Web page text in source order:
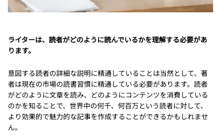
ライターは、読者がどのように読んでいるかを理解する必要があ
ります。
意図する読者の詳細な説明に精通していることは当然として、著
者は現在の市場の読書習慣に精通している必要があります。読者
がどのように文章を読み、どのようにコンテンツを消費している
のかを知ることで、世界中の何千、何百万という読者に対して、
より効果的で魅力的な記事を作成することができるかもしれませ
ん。